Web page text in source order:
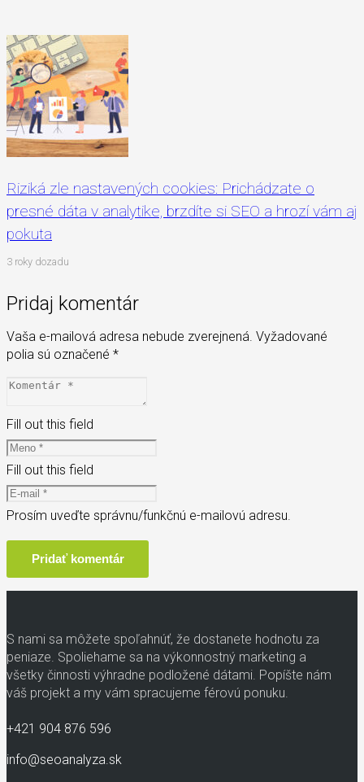
Riziká zle nastavených cookies: Prichádzate o
presné dáta v analytike, brzdíte si SEO a hrozí vám aj
pokuta
3 roky dozadu
Pridaj komentár
Vaša e-mailová adresa nebude zverejnená. Vyžadované
polia sú označené *
Fill out this field
Fill out this field
Prosím uveďte správnu/funkčnú e-mailovú adresu.
Pridať komentár
S nami sa môžete spoľahnúť, že dostanete hodnotu za
peniaze. Spoliehame sa na výkonnostný marketing a
všetky činnosti výhradne podložené dátami. Popíšte nám
váš projekt a my vám spracujeme férovú ponuku.
+421 904 876 596
info@seoanalyza.sk